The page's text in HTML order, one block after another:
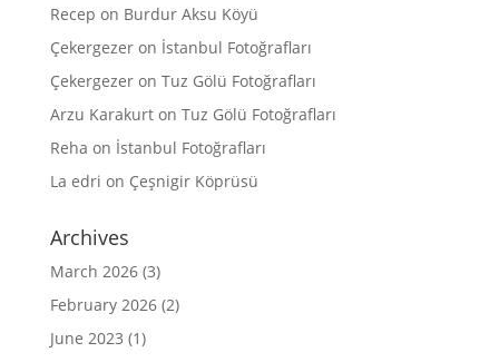
Recep on Burdur Aksu Köyü
Çekergezeron İstanbul Fotoğrafları
Çekergezeron Tuz Gölü Fotoğrafları
Arzu Karakurton Tuz Gölü Fotoğrafları
Reha on İstanbul Fotoğrafları
La edri on Çeşnigir Köprüsü
Archives
March 2026(3)
February 2026(2)
June 2023 (1)